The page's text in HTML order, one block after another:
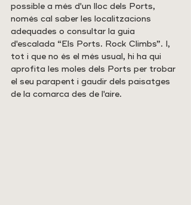
possible a més d'un lloc dels Ports,
només cal saber les localitzacions
adequades o consultar la guia
d'escalada “Els Ports. Rock Climbs”. I,
tot i que no és el més usual, hi ha qui
aprofita les moles dels Ports per trobar
el seu parapent i gaudir dels paisatges
de la comarca des de l'aire.